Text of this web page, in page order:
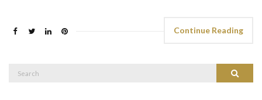
Continue Reading
Search
Search